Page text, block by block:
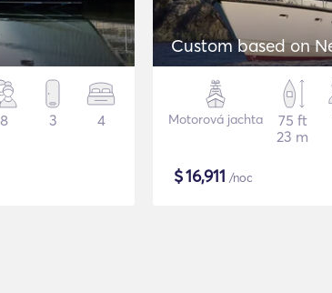
8 3 4
Custom based on
Motorová jachta
75 ft
23 m
$16,911 /noc